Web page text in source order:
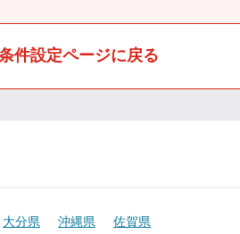
件設定ページに戻る
大分県 沖縄県 佐賀県